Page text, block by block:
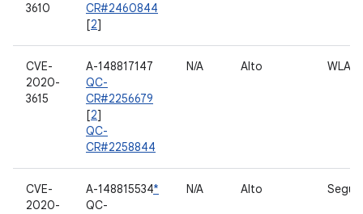
3610
CR#2460844
[2]
CVE-
2020-
3615
A-148817147
QC-
CR#2256679
[2]
QC-
CR#2258844
N/A Alto WLAN
CVE-
2020-
A-148815534*
QC-
N/A Alto